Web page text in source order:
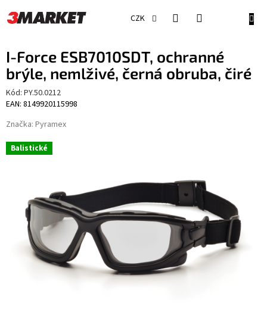
na
obsah
CZK
I-Force ESB7010SDT, ochranné
brýle, nemlživé, černá obruba, čiré
Kód: PY.50.0212
EAN: 8149920115998
Značka: Pyramex
Balistické